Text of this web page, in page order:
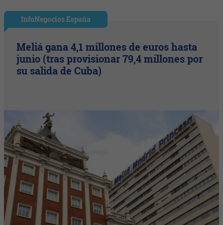
InfoNegocios España
Meliá gana 4,1 millones de euros hasta
junio (tras provisionar 79,4 millones por
su salida de Cuba)